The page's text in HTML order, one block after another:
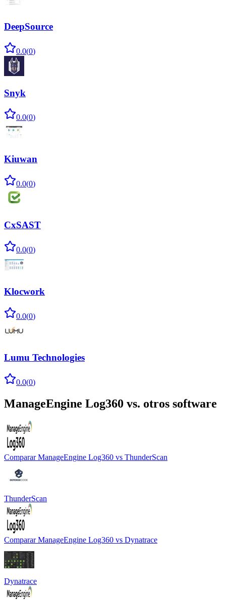
DeepSource
0.0(0)
Snyk
0.0(0)
Kiuwan
0.0(0)
CxSAST
0.0(0)
Klocwork
0.0(0)
Lumu Technologies
0.0(0)
ManageEngine Log360 vs. otros software
Comparar ManageEngine Log360 vs ThunderScan
ThunderScan
Comparar ManageEngine Log360 vs Dynatrace
Dynatrace